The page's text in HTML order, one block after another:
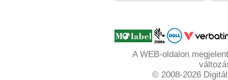
A WEB-oldalon
© 2008-2026